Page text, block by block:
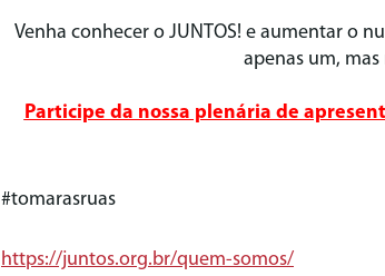
Venha conhecer o JUNTOS! e aumentar o
apenas um, mas
Participe da nossa plenária de
#tomarasruas
https://juntos.org.br/quem-somos/